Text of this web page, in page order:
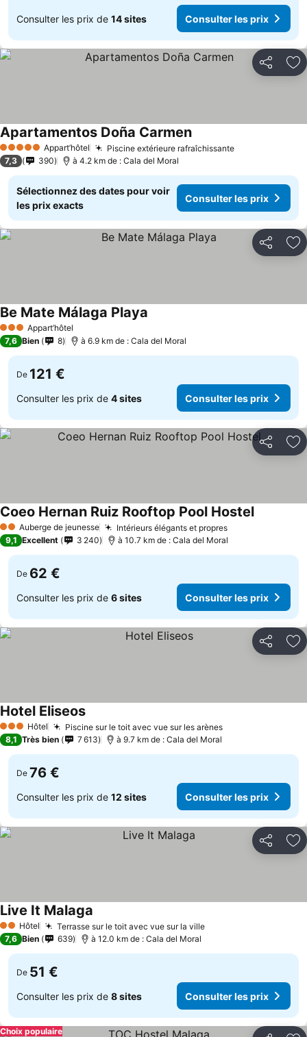
Consulter les prix de 14 sites Consulter les prix
Partager
5 Étoiles Appart’hôtel Piscine extérieure rafraîchissanteConsulter les
Apartamentos Doña CarmenConsulter les prix
7,3 390 à 4.2 km de : Cala del Moral
Sélectionnez des dates pour voir
les prix exacts
Consulter les prix
Partager
3 ÉtoilesAppart’hôtel
Be Mate Málaga Playa
7,6 Bien 8 à 6.9 km de : Cala del Moral
De 121 €
Consulter les prix de 4 sites Consulter les prix
Partager
2 ÉtoilesAuberge de jeunesse Intérieurs élégants et propresConsulter les
Coeo Hernan Ruiz Rooftop Pool Hostel
9,1 Excellent 3 240 à 10.7 km de : Cala del Moral
De 62 €
Consulter les prix de 6 sites Consulter les prix
Partager
3 ÉtoilesHôtel Piscine sur le toit avec vue sur les arènesConsulter les
Hotel EliseosConsulter les prix
8,1 Très bien 7 613 à 9.7 km de : Cala del Moral
De 76 €
Consulter les prix de 12 sites Consulter les prix
Partager
2 Étoiles
Hôtel Terrasse sur le toit avec vue sur la villeConsulter les prix
Live It Malaga
7,6 Bien 639 à 12.0 km de : Cala del Moral
De 51 €
Consulter les prix de 8 sites Consulter les prix
Choix populaire